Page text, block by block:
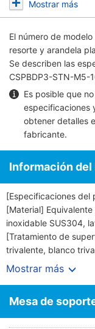
Mostrar más
El número de modelo
resorte y arandela
Se describen las
CSPBDP3-STN-M5-
Es posible que
especificaciones
obtener detalles
fabricante.
Información
[Especificaciones del
[Material]
inoxidable SUS304,
[Tratamiento de
trivalente, blanco
cromado, cromado
Mostrar más
Mesa de